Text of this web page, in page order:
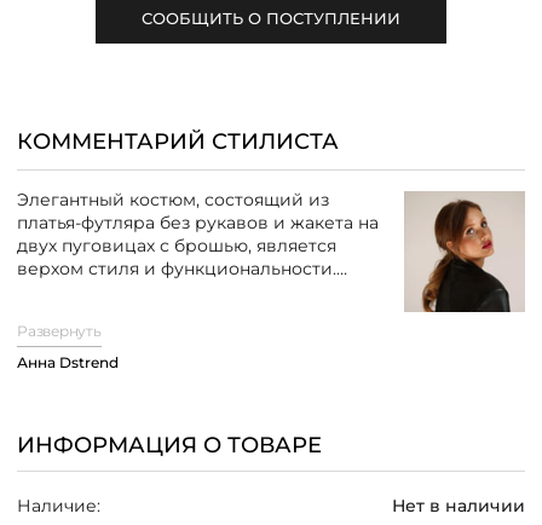
MANAGER@DSTREND.RU
СООБЩИТЬ О ПОСТУПЛЕНИИ
КОММЕНТАРИЙ СТИЛИСТА
Элегантный костюм, состоящий из
платья-футляра без рукавов и жакета на
двух пуговицах с брошью, является
верхом стиля и функциональности.
подчеркивая ее изгибы. Оно
представлено в монохромной палитре
ткани, идентичной платью, и верхнюю
из более светлого оттенка для создания
изысканного контраста. Элегантная
Развернуть
Анна Dstrend
ИНФОРМАЦИЯ О ТОВАРЕ
Наличие:
Нет в наличии